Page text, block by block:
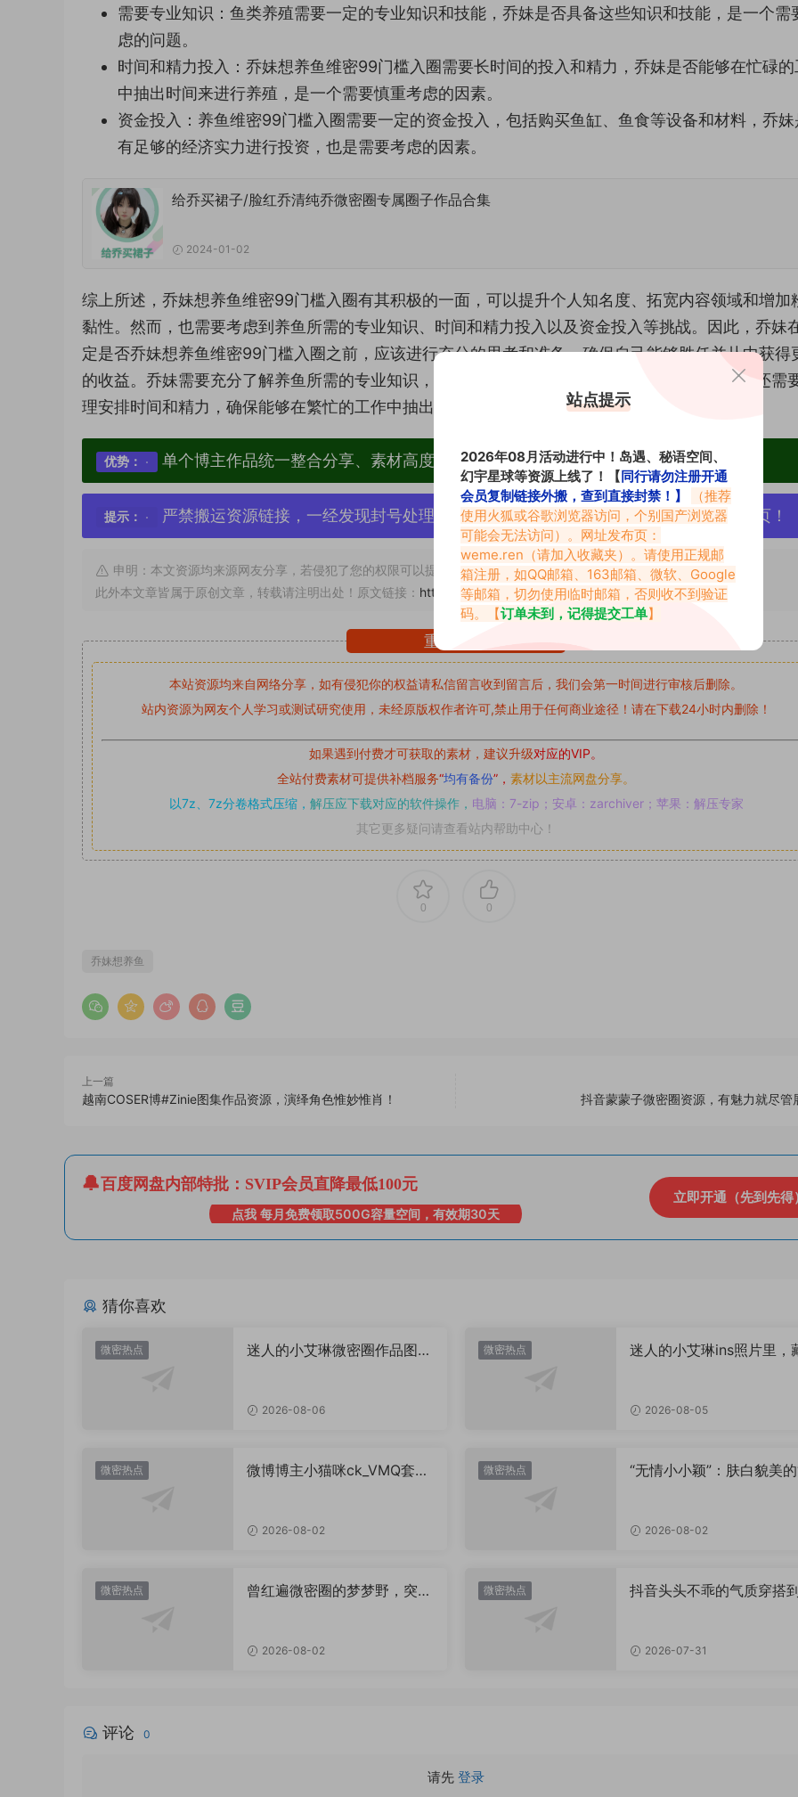
需要专业知识：鱼类养殖需要一定的专业知识和技能，乔妹是否具备这些知识和技能，是一个需
虑的问题。
时间和精力投入：乔妹想养鱼维密99门槛入圈需要长时间的投入和精力，乔妹是否能够在忙碌
中抽出时间来进行养殖，是一个需要慎重考虑的因素。
资金投入：养鱼维密99门槛入圈需要一定的资金投入，包括购买鱼缸、鱼食等设备和材料，乔
有足够的经济实力进行投资，也是需要考虑的因素。
给乔买裙子/脸红乔清纯乔微密圈专属圈子作品合集
2024-01-02
综上所述，乔妹想养鱼维密99门槛入圈有其积极的一面，可以提升个人知名度、拓宽内容领域和增加
黏性。然而，也需要考虑到养鱼所需的专业知识、时间和精力投入以及资金投入等挑战。因此，乔妹
定是否乔妹想养鱼维密99门槛入圈之前，应该进行充分的思考和准备，确保自己能够胜任并从中获得
的收益。乔妹需要充分了解养鱼所需的专业知识，考虑是否具备相应的技能和经验。同时，乔妹还需
理安排时间和精力，确保能够在繁忙的工作中抽出足够的时间来进行养殖。
优势： 单个博主作品统一整合分享、素材高度去重复、逐一归档方便收藏！
提示： 严禁搬运资源链接，一经发现封号处理，素材资源无露点、需求请绕道，关闭本站网页！
申明：本文资源均来源网友分享，若侵犯了您的权限可以提交工单处理。
此外本文章皆属于原创文章，转载请注明出处！原文链接： https://www.vmiba.top/6111.html
重要声明
本站资源均来自网络分享，如有侵犯你的权益请私信留言收到留言后，我们会第一时间进行审核后删除。
站内资源为网友个人学习或测试研究使用，未经原版权作者许可,禁止用于任何商业途径！请在下载24小时内删除！
如果遇到付费才可获取的素材，建议升级对应的VIP。
全站付费素材可提供补档服务“均有备份”， 素材以主流网盘分享。
以7z、7z分卷格式压缩， 解压应下载对应的软件操作， 电脑：7-zip；安卓：zarchiver；苹果：解压专家
其它更多疑问请查看站内帮助中心！
0 0
乔妹想养鱼
上一篇
越南COSER博#Zinie图集作品资源，演绎角色惟妙惟肖！ 抖音蒙蒙子微密圈资源，有魅力就尽管
百度网盘内部特批：SVIP会员直降最低100元
点我 每月免费领取500G容量空间，有效期30天
立即开通（先到先得）
猜你喜欢
微密热点
迷人的小艾琳微密圈作品图
2026-08-06
微密热点
迷人的小艾琳ins照片里，
2026-08-05
微密热点
微博博主小猫咪ck_VMQ套
2026-08-02
微密热点
“无情小小颖”：肤白貌美的
2026-08-02
微密热点
曾红遍微密圈的梦梦野，突然
2026-08-02
微密热点
抖音头头不乖的气质穿搭
2026-07-31
评论 0
请先 登录
站点提示
2026年08月活动进行中！岛遇、秘语空间、
幻宇星球等资源上线了！【同行请勿注册开通
会员复制链接外搬，查到直接封禁！】
（推荐
使用火狐或谷歌浏览器访问，个别国产浏览器
可能会无法访问）。网址发布页：
weme.ren （请加入收藏夹）。请使用正规邮
箱注册，如QQ邮箱、163邮箱、微软、Google
等邮箱，切勿使用临时邮箱，否则收不到验证
码。【订单未到，记得提交工单】